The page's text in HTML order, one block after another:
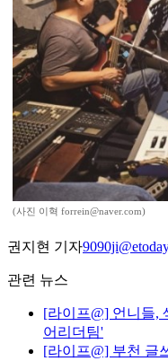
(사진 이혁 forrein@naver.com)
권지현 기자
관련 뉴스
[라이프@] 언니들,
어리더팀'
[라이프@] 부천 글